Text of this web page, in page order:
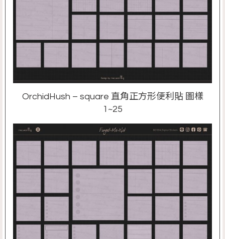
OrchidHush – square 直角正方形便利貼 圖樣
1~25